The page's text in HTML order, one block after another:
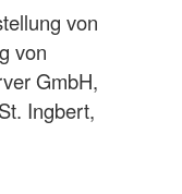
von
von
GmbH,
Ingbert,